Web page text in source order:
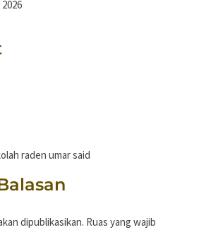
raden umar said
dipublikasikan. Ruas yang wajib